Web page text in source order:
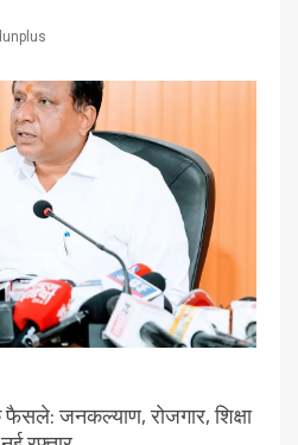
फैसले: जनकल्याण, रोजगार, शिक्षा